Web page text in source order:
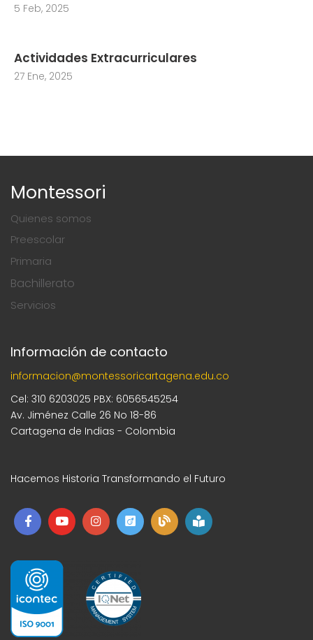
5 Feb, 2025
Actividades Extracurriculares
27 Ene, 2025
Montessori
Quienes somos
Preescolar
Primaria
Bachillerato
Servicios
Información de contacto
informacion@montessoricartagena.edu.co
Cel: 310 6203025 PBX: 6056545254
Av. Jiménez Calle 26 No 18-86
Cartagena de Indias - Colombia
Hacemos Historia Transformando el Futuro